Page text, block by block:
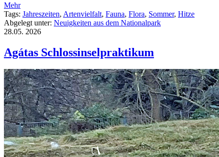
Mehr
Tags: Jahreszeiten, Artenvielfalt, Fauna, Flora, Sommer, Hitze
Abgelegt unter: Neuigkeiten aus dem Nationalpark
28.05. 2026
Agátas Schlossinselpraktikum